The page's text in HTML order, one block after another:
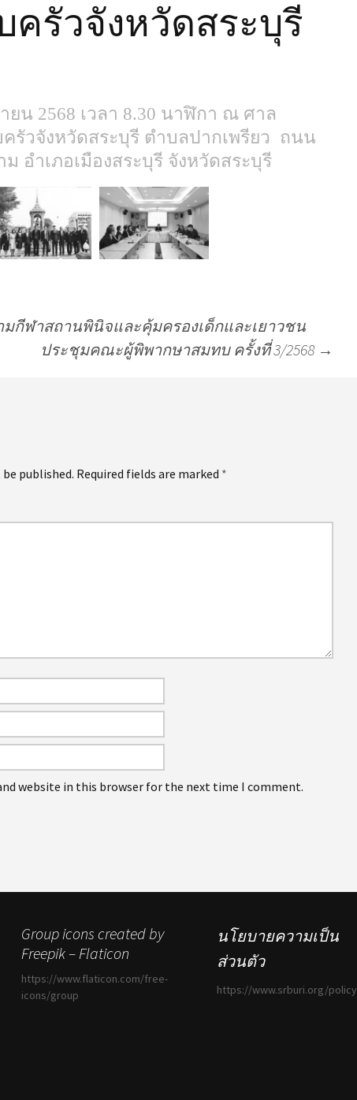
ครัวจังหวัดสระบุรี
ยน 2568 เวลา 8.30 นาฬิกา ณ ศาล
รัวจังหวัดสระบุรี ตำบลปากเพรียว ถนน
อำเภอเมืองสระบุรี จังหวัดสระบุรี
มกีฬาสถานพินิจและคุ้มครองเด็กและเยาวชน
ประชุมคณะผู้พิพากษาสมทบ ครั้งที่ 3/2568 →
published. Required fields are marked *
website in this browser for the next time I comment.
Group icons created by
Freepik – Flaticon
https://www.flaticon.com/free-
icons/group
นโยบายความเป็น
ส่วนตัว
https://www.srburi.org/policy